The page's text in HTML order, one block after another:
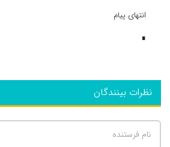
انتهای پیام
∎
نظرات بینندگان